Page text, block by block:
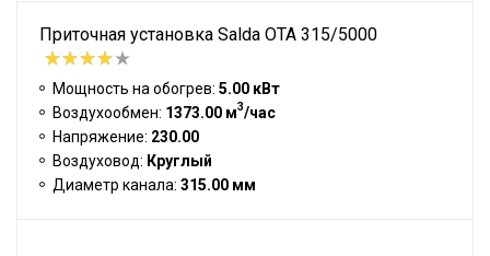
Приточная установка Salda OTA 315/5000
Мощность на обогрев: 5.00 кВт
Воздухообмен: 1373.00 м3/час
Напряжение: 230.00
Воздуховод: Круглый
Диаметр канала: 315.00 мм